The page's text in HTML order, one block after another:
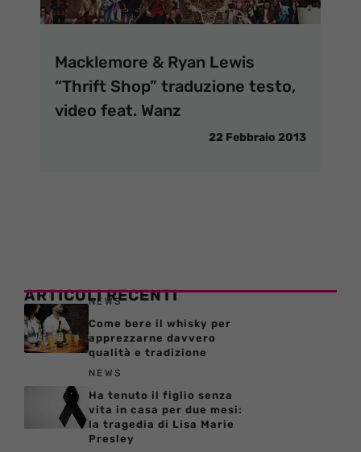
Macklemore & Ryan Lewis
“Thrift Shop” traduzione testo,
video feat. Wanz
22 Febbraio 2013
ARTICOLI RECENTI
NEWS
Come bere il whisky per
apprezzarne davvero
qualità e tradizione
NEWS
Ha tenuto il figlio senza
vita in casa per due mesi:
la tragedia di Lisa Marie
Presley